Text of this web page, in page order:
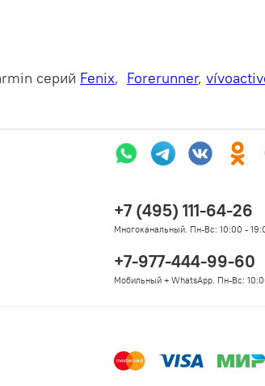
серий Fenix, Forerunner,
+7 (495) 111-64-26
Многоканальный. Пн-Вс: 10:00 -
+7-977-444-99-60
Мобильный + WhatsApp. Пн-Вс: